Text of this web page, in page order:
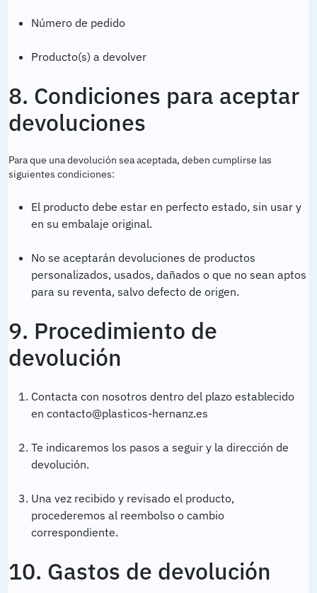
Número de pedido
Producto(s) a devolver
8. Condiciones para aceptar
devoluciones
Para que una devolución sea aceptada, deben cumplirse las
siguientes condiciones:
El producto debe estar en perfecto estado, sin usar y
en su embalaje original.
No se aceptarán devoluciones de productos
personalizados, usados, dañados o que no sean aptos
para su reventa, salvo defecto de origen.
9. Procedimiento de
devolución
Contacta con nosotros dentro del plazo establecido
en contacto@plasticos-hernanz.es
Te indicaremos los pasos a seguir y la dirección de
devolución.
Una vez recibido y revisado el producto,
procederemos al reembolso o cambio
correspondiente.
10. Gastos de devolución